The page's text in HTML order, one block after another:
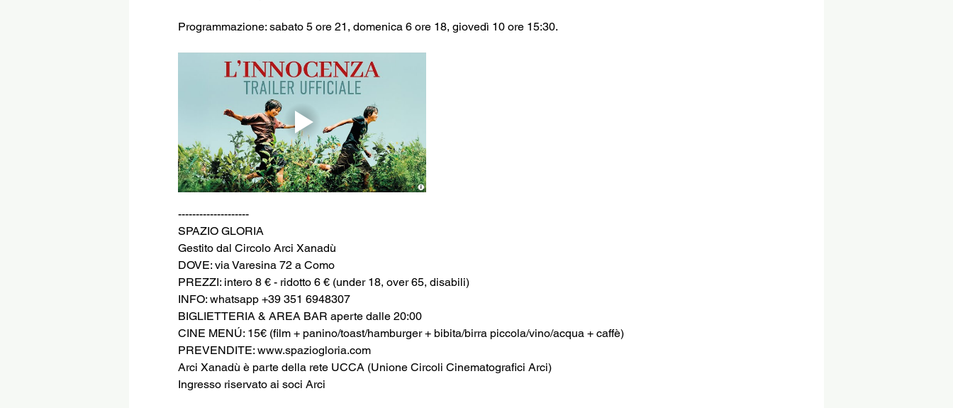
Programmazione: sabato 5 ore 21, domenica 6 ore 18, giovedì 10 ore 15:30.
--------------------
SPAZIO GLORIA
Gestito dal Circolo Arci Xanadù
DOVE: via Varesina 72 a Como
PREZZI: intero 8 € - ridotto 6 € (under 18, over 65, disabili)
INFO: whatsapp +39 351 6948307
BIGLIETTERIA & AREA BAR aperte dalle 20:00
CINE MENÚ: 15€ (film + panino/toast/hamburger + bibita/birra piccola/vino/acqua + caffè)
PREVENDITE: www.spaziogloria.com
Arci Xanadù è parte della rete UCCA (Unione Circoli Cinematografici Arci)
Ingresso riservato ai soci Arci